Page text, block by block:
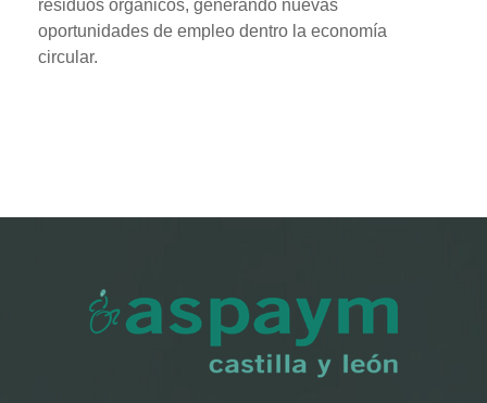
residuos orgánicos, generando nuevas
oportunidades de empleo dentro la economía
circular.